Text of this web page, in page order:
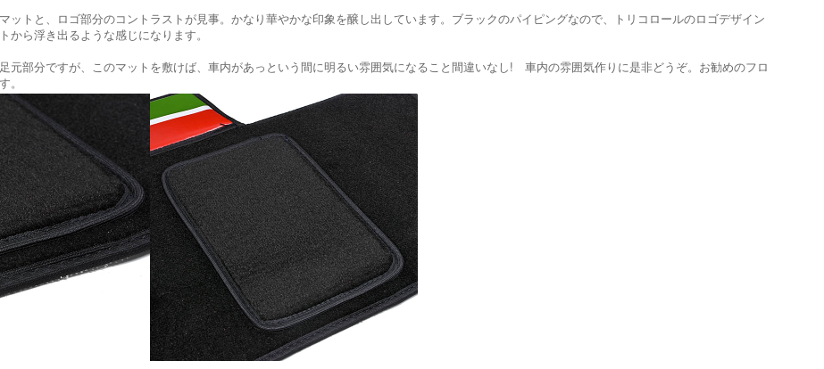
ットと、ロゴ部分のコントラストが見事。かなり華やかな印象を醸し出しています。ブラックのパイピングなので、トリコロールのロゴデザイン
から浮き出るような感じになります。
元部分ですが、このマットを敷けば、車内があっという間に明るい雰囲気になること間違いなし! 車内の雰囲気作りに是非どうぞ。お勧めのフロ
。